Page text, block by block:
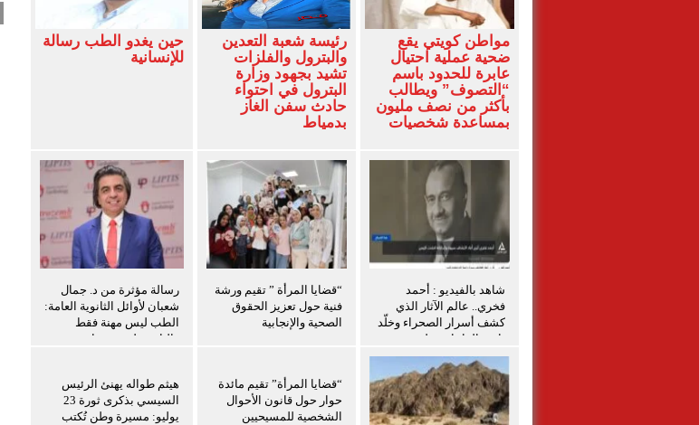
مواطن كويتي يقع
ضحية عملية احتيال
عابرة للحدود باسم
“التصوف” ويطالب
بأكثر من نصف مليون
بمساعدة شخصيات
شاهد بالفيديو : أحمد
فخري.. عالم الآثار الذي
كشف أسرار الصحراء وخلّد
تاريخ الواحات تعليق شيرين
الشافعي
رئيسة شعبة التعدين
والبترول والفلزات
تشيد بجهود وزارة
البترول في احتواء
حادث سفن الغاز
بدمياط
“قضايا المرأة ” تقيم ورشة
فنية حول تعزيز الحقوق
الصحية والإنجابية
“قضايا المرأة” تقيم مائدة
حوار حول قانون الأحوال
الشخصية للمسيحيين
حين يغدو الطب رسالة
للإنسانية
رسالة مؤثرة من د. جمال
شعبان لأوائل الثانوية العامة:
الطب ليس مهنة فقط
والثانوية ليست نهاية
هيثم طواله يهنئ الرئيس
السيسي بذكرى ثورة 23
يوليو: مسيرة وطن تُكتب